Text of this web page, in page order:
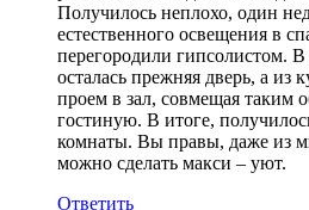
Получилось неплохо, один
естественного освещения в
перегородили гипсолистом.
осталась прежняя дверь, а из
проем в зал, совмещая таким
гостиную. В итоге,
комнаты. Вы правы, даже из
можно сделать макси – уют.
Ответить